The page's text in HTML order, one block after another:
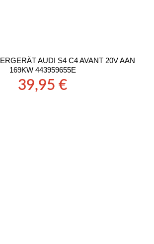
AUDI S4 C4 AVANT 20V AAN
169KW 443959655E
39,95€